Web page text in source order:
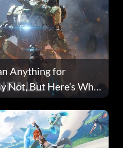
Anything for
Not, But Here’s Why